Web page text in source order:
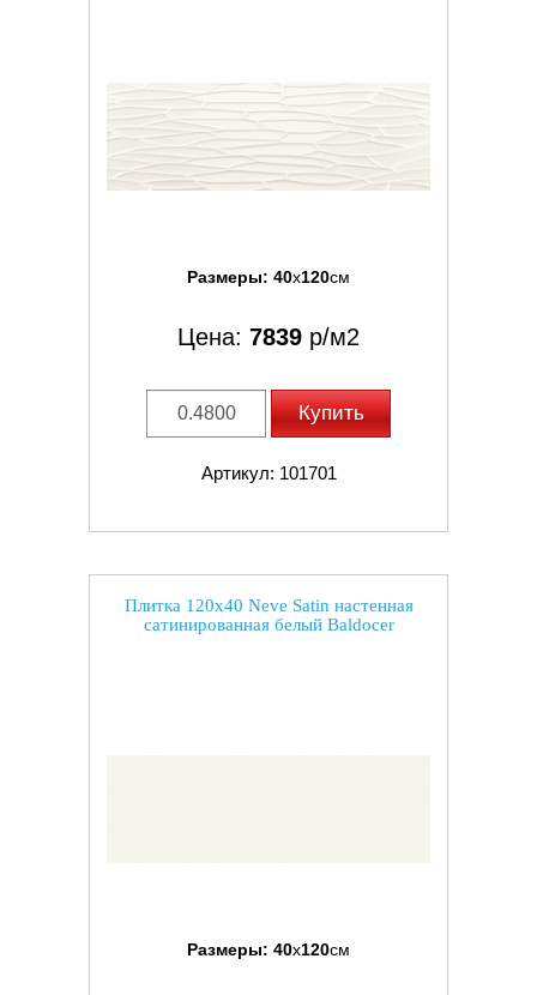
Размеры: 40x120см
Цена: 7839 р/м2
Купить
Артикул: 101701
Плитка 120x40 Neve Satin настенная
сатинированная белый Baldocer
Размеры: 40x120см